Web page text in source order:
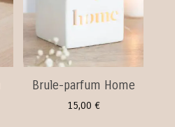
Brule-parfum Home
15,00 €